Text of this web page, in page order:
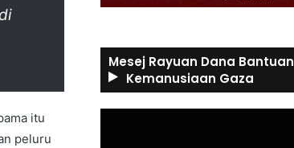
itu
peluru
Mesej Rayuan Dana Bantuan
Kemanusiaan Gaza